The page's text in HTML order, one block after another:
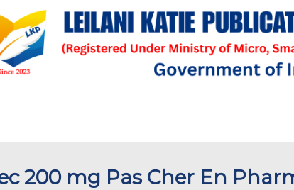
200 mg Pas Cher En